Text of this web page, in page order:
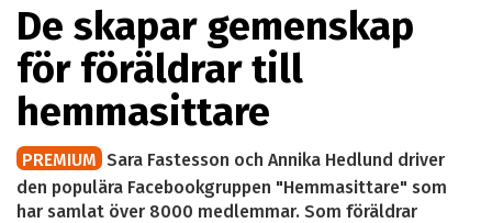
De skapar gemenskap
för föräldrar till
hemmasittare
PREMIUM Sara Fastesson och Annika Hedlund driver
den populära Facebookgruppen "Hemmasittare" som
har samlat över 8000 medlemmar. Som föräldrar